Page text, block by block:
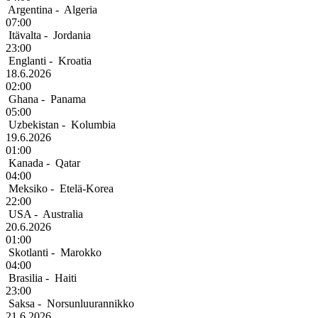
Argentina - Algeria
07:00
Itävalta - Jordania
23:00
Englanti - Kroatia
18.6.2026
02:00
Ghana - Panama
05:00
Uzbekistan - Kolumbia
19.6.2026
01:00
Kanada - Qatar
04:00
Meksiko - Etelä-Korea
22:00
USA - Australia
20.6.2026
01:00
Skotlanti - Marokko
04:00
Brasilia - Haiti
23:00
Saksa - Norsunluurannikko